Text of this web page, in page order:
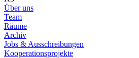
Über uns
Team
Räume
Archiv
Jobs & Ausschreibungen
Kooperationsprojekte